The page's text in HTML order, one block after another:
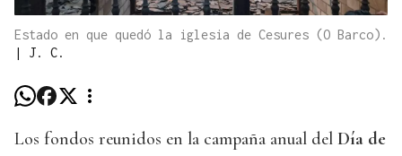
Estado en que quedó la iglesia de Cesures (O Barco).
| J. C.
Los fondos reunidos en la campaña anual del Día de